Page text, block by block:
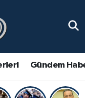
Gündem